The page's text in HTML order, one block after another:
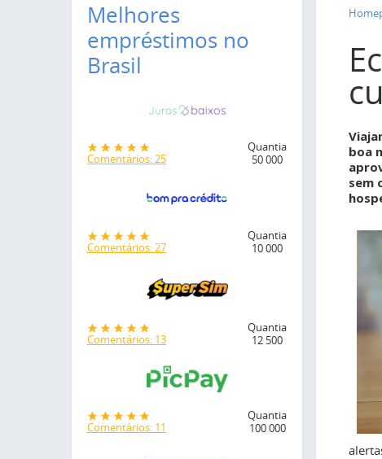
boa
sem
Melhores
empréstimos no
Brasil
Comentários: 25
Quantia
50 000
Comentários: 27
Quantia
10 000
Comentários: 13
Quantia
12 500
Comentários: 11
Quantia
100 000